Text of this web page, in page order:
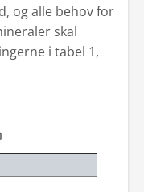
og alle behov for
skal
i tabel 1,